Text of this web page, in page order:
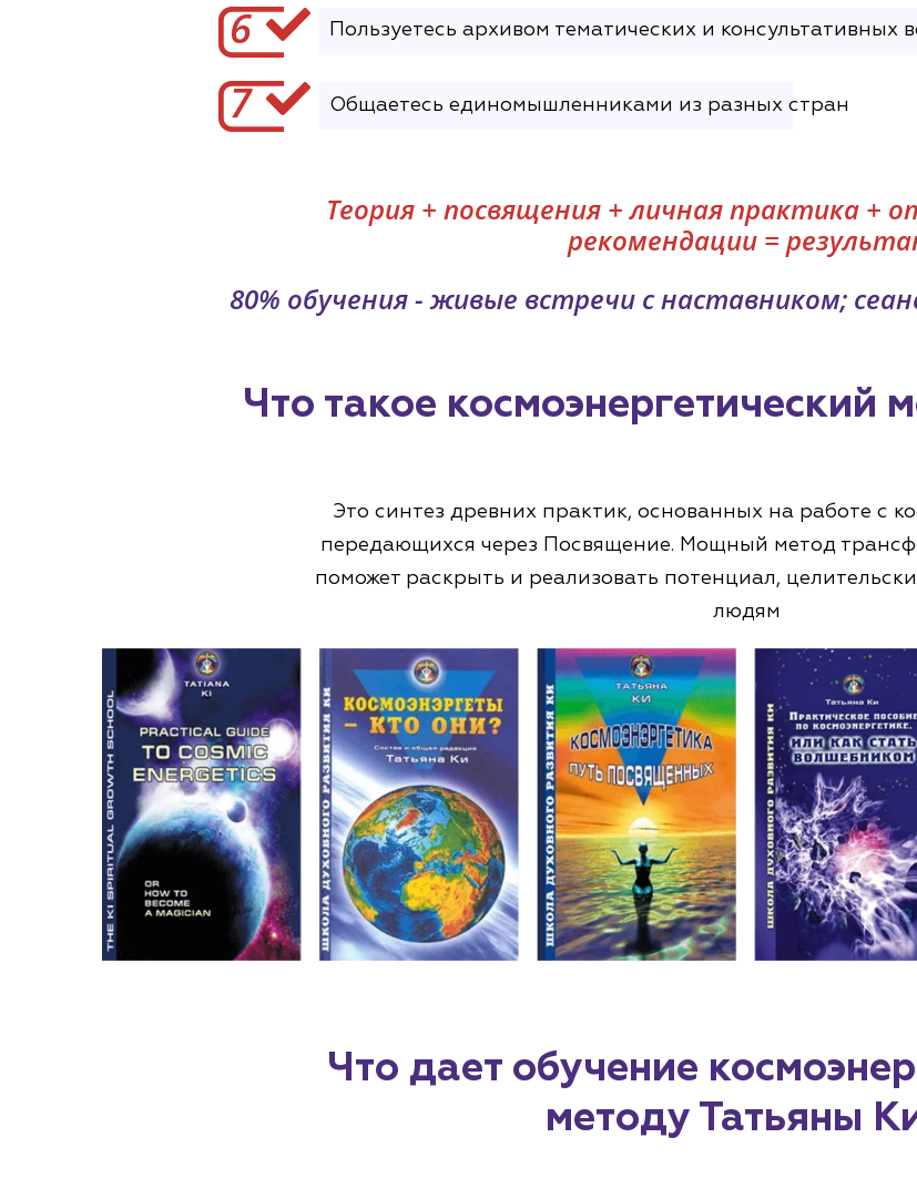
Теория + посвящения + личная практика +
рекомендации =
80% обучения - живые встречи с наставником;
Пользуетесь архивом тематических и консультативных
6
Общаетесь единомышленниками из разных стран
7
Это синтез древних практик, основанных на работе с
передающихся через Посвящение. Мощный метод
поможет раскрыть и реализовать потенциал,
людям
Что такое космоэнергетический
Что дает обучение
методу Татьяны